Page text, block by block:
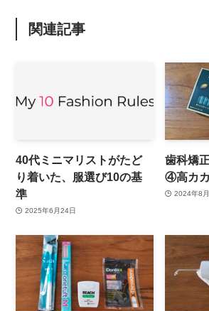
関連記事
40代ミニマリストがたど
り着いた、服選び10の基
準
2025年6月24日
歯科矯
④高カ
2024年8